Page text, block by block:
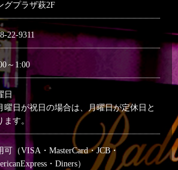
グプラザ萩2F
22-9311
～1:00
日
曜日が祝日の場合は、月曜日が定休日と
ます。
可（VISA・MasterCard・JCB・
・Diners）